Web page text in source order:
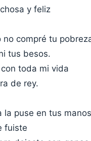
y feliz
no compré tu
tus besos.
toda mi vida
de rey.
puse en tus manos
fuiste